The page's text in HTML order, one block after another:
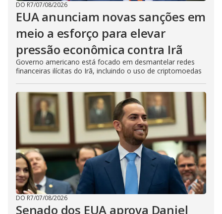
DO R7/07/08/2026
EUA anunciam novas sanções em
meio a esforço para elevar
pressão econômica contra Irã
Governo americano está focado em desmantelar redes
financeiras ilícitas do Irã, incluindo o uso de criptomoedas
DO R7/07/08/2026
Senado dos EUA aprova Daniel